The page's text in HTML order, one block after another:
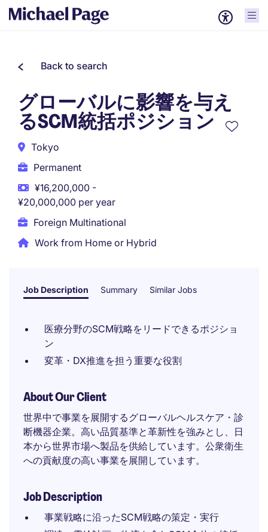
Back to search
グローバルに影響を与え
るSCM統括ポジション
Tokyo
Permanent
¥16,200,000 -
¥20,000,000 per year
Foreign Multinational
Work from Home or Hybrid
Job Description Summary Similar Jobs
医療分野のSCM戦略をリードできるポジショ
ン
変革・DX推進を担う重要な役割
About Our Client
世界中で事業を展開するグローバルヘルスケア・診
断機器企業。高い品質基準と革新性を強みとし、日
本から世界市場へ製品を供給しています。公衆衛生
への貢献度の高い事業を展開しています。
Job Description
事業戦略に沿ったSCM戦略の策定・実行